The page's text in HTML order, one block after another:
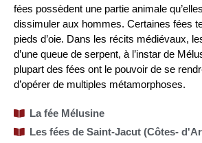
fées possèdent une partie animale
dissimuler aux hommes. Certaines fées
pieds d’oie. Dans les récits médiévaux,
d’une queue de serpent, à l’instar de
plupart des fées ont le pouvoir de se
d’opérer de multiples métamorphoses.
La fée Mélusine
Les fées de Saint-Jacut (Côtes-